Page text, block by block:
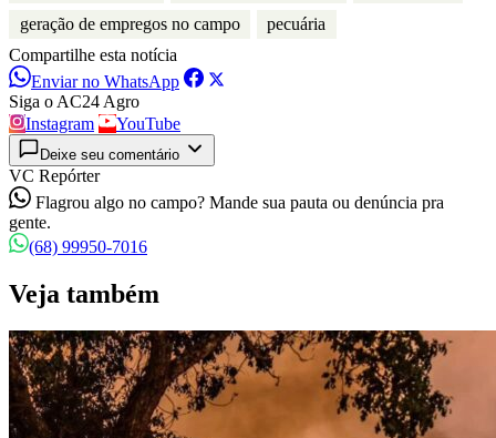
geração de empregos no campo
pecuária
Compartilhe esta notícia
Enviar no WhatsApp
Siga o AC24 Agro
Instagram
YouTube
Deixe seu comentário
VC Repórter
Flagrou algo no campo? Mande sua pauta ou denúncia pra
gente.
(68) 99950-7016
Veja também